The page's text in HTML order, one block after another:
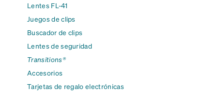
Lentes FL-41
Juegos de clips
Buscador de clips
Lentes de seguridad
Transitions®
Accesorios
Tarjetas de regalo electrónicas